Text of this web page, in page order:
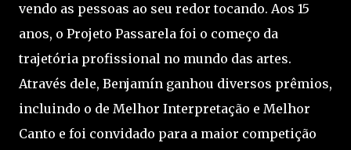
vendo as pessoas ao seu redor tocando. Aos 15
anos, o Projeto Passarela foi o começo da
trajetória profissional no mundo das artes.
Através dele, Benjamín ganhou diversos prêmios,
incluindo o de Melhor Interpretação e Melhor
Canto e foi convidado para a maior competição